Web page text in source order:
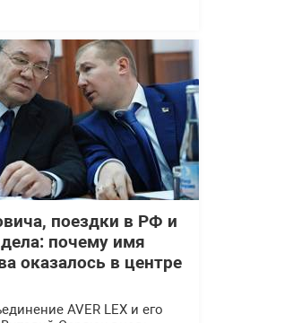
поездки в РФ и
почему имя
оказалось в центре
AVER LEX и его